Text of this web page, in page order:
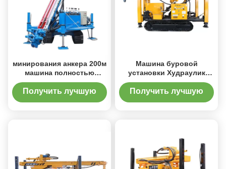
минирования анкера 200м
машина полностью
гидравлического
роторного сверля
Получить лучшую
Машина буровой
установки Худраулик
300м ДТХ для водяной
скважины
Получить лучшую